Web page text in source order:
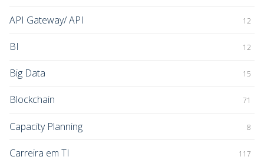
API Gateway/ API 12
BI 12
Big Data 15
Blockchain 71
Capacity Planning 8
Carreira em TI 117